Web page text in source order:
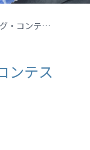
U-22プログラミング・コンテスト2025
ンテス